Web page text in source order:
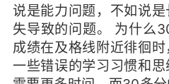
说是能力问题，不如说
失导致的问题。 为什么
成绩在及格线附近徘徊
一些错误的学习习惯和